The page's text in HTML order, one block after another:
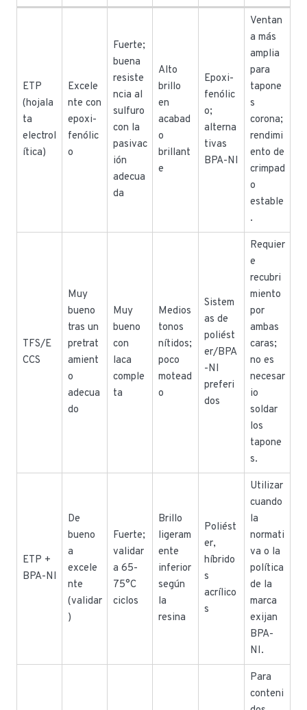
ETP
(hojala
ta
electrol
ítica)
Excele
nte con
epoxi-
fenólic
o
Fuerte;
buena
resiste
ncia al
sulfuro
con la
pasivac
ión
adecua
da
Alto
brillo
en
acabad
o
brillant
e
Epoxi-
fenólic
o;
alterna
tivas
BPA-NI
Ventan
a más
amplia
para
tapone
s
corona;
rendimi
ento de
crimpad
o
estable
.
TFS/E
CCS
Muy
bueno
tras un
pretrat
amient
o
adecua
do
Muy
bueno
con
laca
comple
ta
Medios
tonos
nítidos;
poco
motead
o
Sistem
as de
poliést
er/BPA
-NI
preferi
dos
Requier
e
recubri
miento
por
ambas
caras;
no es
necesar
io
soldar
los
tapone
s.
ETP +
BPA-NI
De
bueno
a
excele
nte
(validar
)
Fuerte;
validar
a 65-
75°C
ciclos
Brillo
ligeram
ente
inferior
según
la
resina
Poliést
er,
híbrido
s
acrílico
s
Utilizar
cuando
la
normati
va o la
política
de la
marca
exijan
BPA-
NI.
Para
conteni